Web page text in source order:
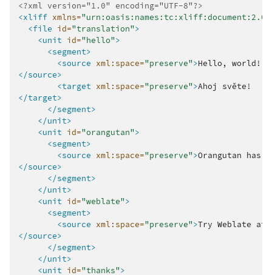
<?xml version="1.0" encoding="UTF-8"?>
<xliff xmlns="urn:oasis:names:tc:xliff:document:2.0"
<file id="translation">
<unit id="hello">
<segment>
<source xml:space="preserve">Hello,
</source>
<target xml:space="preserve">Ahoj
</target>
</segment>
</unit>
<unit id="orangutan">
<segment>
<source xml:space="preserve">Orangutan has
</source>
</segment>
</unit>
<unit id="weblate">
<segment>
<source xml:space="preserve">Try Weblate at
</source>
</segment>
</unit>
<unit id="thanks">